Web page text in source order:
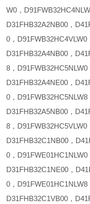
W0，
D31FHB32A2NB00，
0，D91FWB32HC4VLW0
D31FHB32A4NB00，
8，D91FWB32HC5NLW0
D31FHB32A4NE00，
0，D91FWB32HC5NLW8
D31FHB32A5NB00，
8，D91FWB32HC5VLW0
D31FHB32C1NB00，
0，D91FWE01HC1NLW0
D31FHB32C1NE00，
0，D91FWE01HC1NLW8
D31FHB32C1VB00，